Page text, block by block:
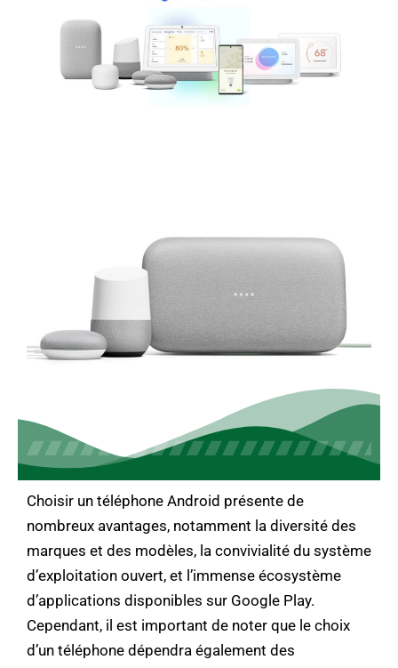
Choisir un téléphone Android présente de
nombreux avantages, notamment la diversité des
marques et des modèles, la convivialité du système
d’exploitation ouvert, et l’immense écosystème
d’applications disponibles sur Google Play.
Cependant, il est important de noter que le choix
d’un téléphone dépendra également des